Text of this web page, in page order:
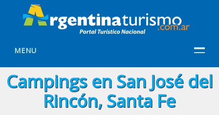
MENU
Campings en San José del
Rincón, Santa Fe